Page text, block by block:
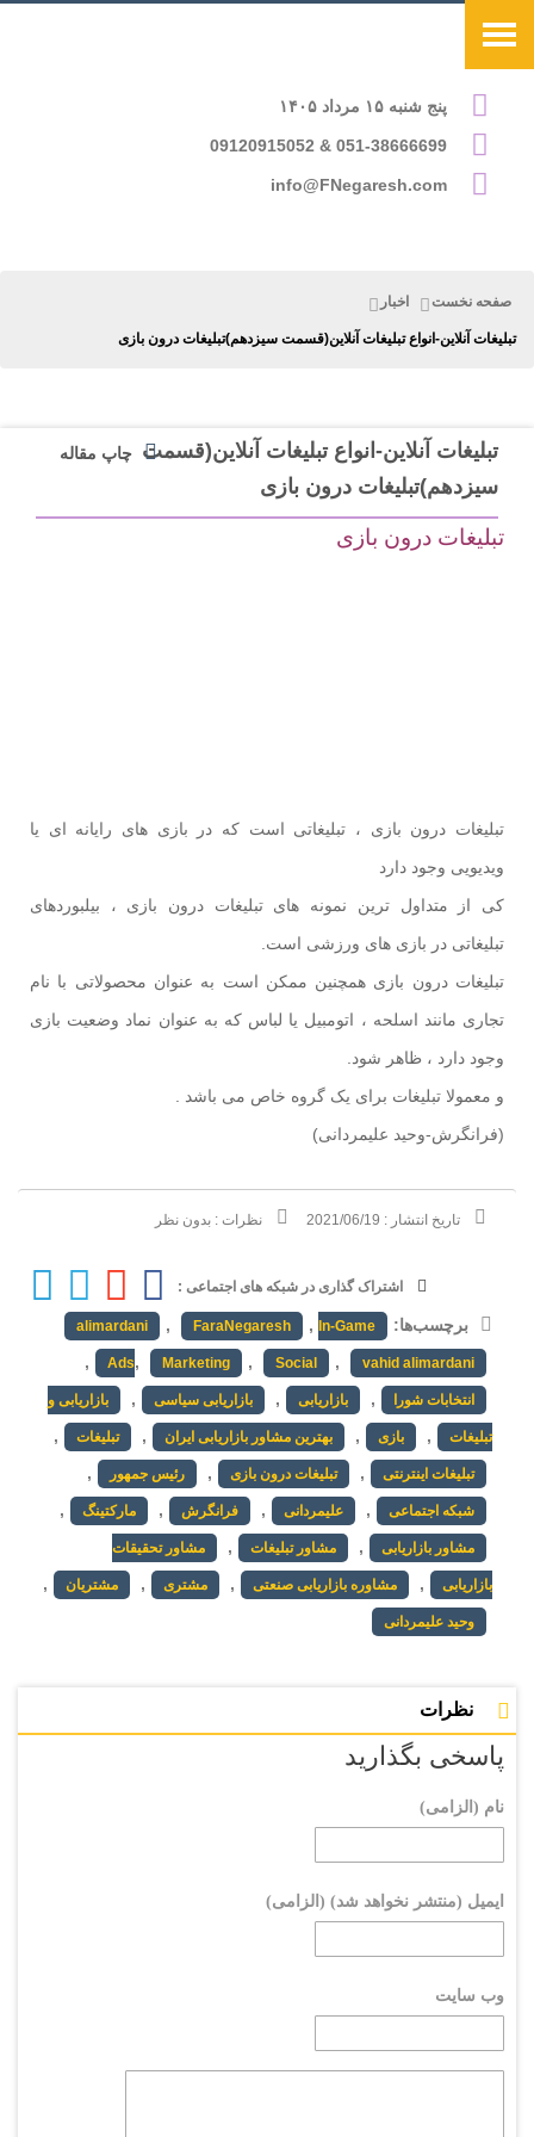
پنج شنبه ۱۵ مرداد ۱۴۰۵
051-38666699 & 09120915052
info@FNegaresh.com
صفحه نخست اخبار
تبلیغات آنلاین-انواع تبلیغات آنلاین(قسمت سیزدهم)تبلیغات درون بازی
تبلیغات آنلاین-انواع تبلیغات آنلاین(قسمت
سیزدهم)تبلیغات درون بازی
چاپ مقاله
تبلیغات درون بازی
تبلیغات درون بازی ، تبلیغاتی است که در بازی های رایانه ای یا
ویدیویی وجود دارد
کی از متداول ترین نمونه های تبلیغات درون بازی ، بیلبوردهای
تبلیغاتی در بازی های ورزشی است.
تبلیغات درون بازی همچنین ممکن است به عنوان محصولاتی با نام
تجاری مانند اسلحه ، اتومبیل یا لباس که به عنوان نماد وضعیت بازی
وجود دارد ، ظاهر شود.
و معمولا تبلیغات برای یک گروه خاص می باشد .
(فرانگرش-وحید علیمردانی)
تاریخ انتشار : 2021/06/19 نظرات : بدون نظر
اشتراک گذاری در شبکه های اجتماعی :
برچسب‌ها: alimardani , FaraNegaresh , In-Game
Ads, Marketing , Social , vahid alimardani
,
انتخابات شورا , بازاریابی , بازاریابی سیاسی , بازاریابی و
تبلیغات , بازی , بهترین مشاور بازاریابی ایران , تبلیغات ,
تبلیغات اینترنتی , تبلیغات درون بازی , رئیس جمهور ,
شبکه اجتماعی , علیمردانی , فرانگرش , مارکتینگ ,
مشاور بازاریابی , مشاور تبلیغات , مشاور تحقیقات
بازاریابی , مشاوره بازاریابی صنعتی , مشتری , مشتریان ,
وحید علیمردانی
نظرات
پاسخی بگذارید
نام (الزامی)
ایمیل (منتشر نخواهد شد) (الزامی)
وب سایت